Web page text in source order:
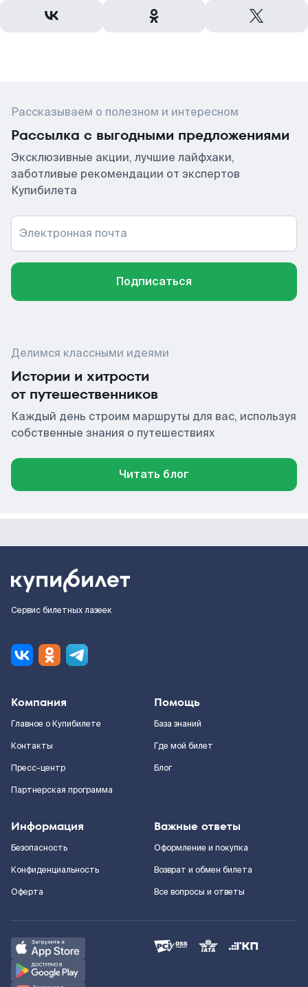
Рассказываем о полезном и интересном
Рассылка с выгодными предложениями
Эксклюзивные акции, лучшие лайфхаки,
заботливые рекомендации от экспертов
Купибилета
Электронная почта
Подписаться
Делимся классными идеями
Истории и хитрости
от путешественников
Каждый день строим маршруты для вас, используя
собственные знания о путешествиях
Читать блог
Сервис билетных лазеек
Компания
Главное о Купибилете
Контакты
Пресс-центр
Партнерская программа
Помощь
База знаний
Где мой билет
Блог
Информация
Безопасность
Конфиденциальность
Оферта
Важные ответы
Оформление и покупка
Возврат и обмен билета
Все вопросы и ответы